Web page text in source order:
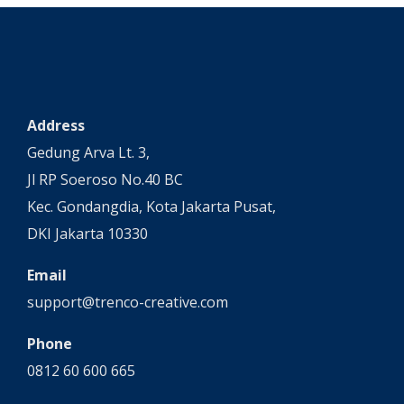
Address
Gedung Arva Lt. 3,
Jl RP Soeroso No.40 BC
Kec. Gondangdia, Kota Jakarta Pusat,
DKI Jakarta 10330
Email
support@trenco-creative.com
Phone
0812 60 600 665